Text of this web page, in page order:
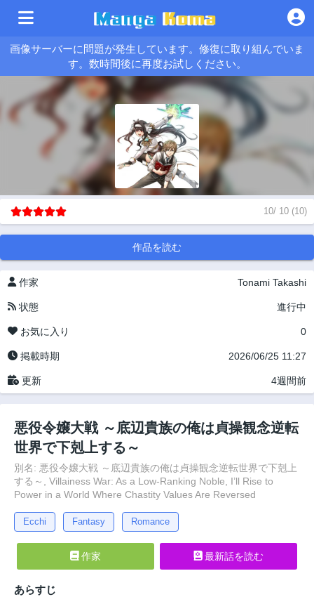
画像サーバーに問題が発生しています。修復に取り組んでいま
す。数時間後に再度お試しください。
10/ 10 (10)
作品を読む
作家 Tonami Takashi
状態 進行中
お気に入り 0
掲載時期 2026/06/25 11:27
更新 4週間前
悪役令嬢大戦 ～底辺貴族の俺は貞操観念逆転
世界で下剋上する～
別名: 悪役令嬢大戦 ～底辺貴族の俺は貞操観念逆転世界で下剋上
する～, Villainess War: As a Low-Ranking Noble, I’ll Rise to
Power in a World Where Chastity Values Are Reversed
Ecchi Fantasy Romance
作家 最新話を読む
あらすじ